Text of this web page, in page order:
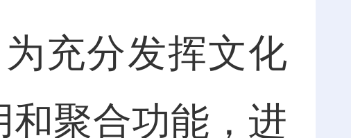
充分发挥文化
和聚合功能，进